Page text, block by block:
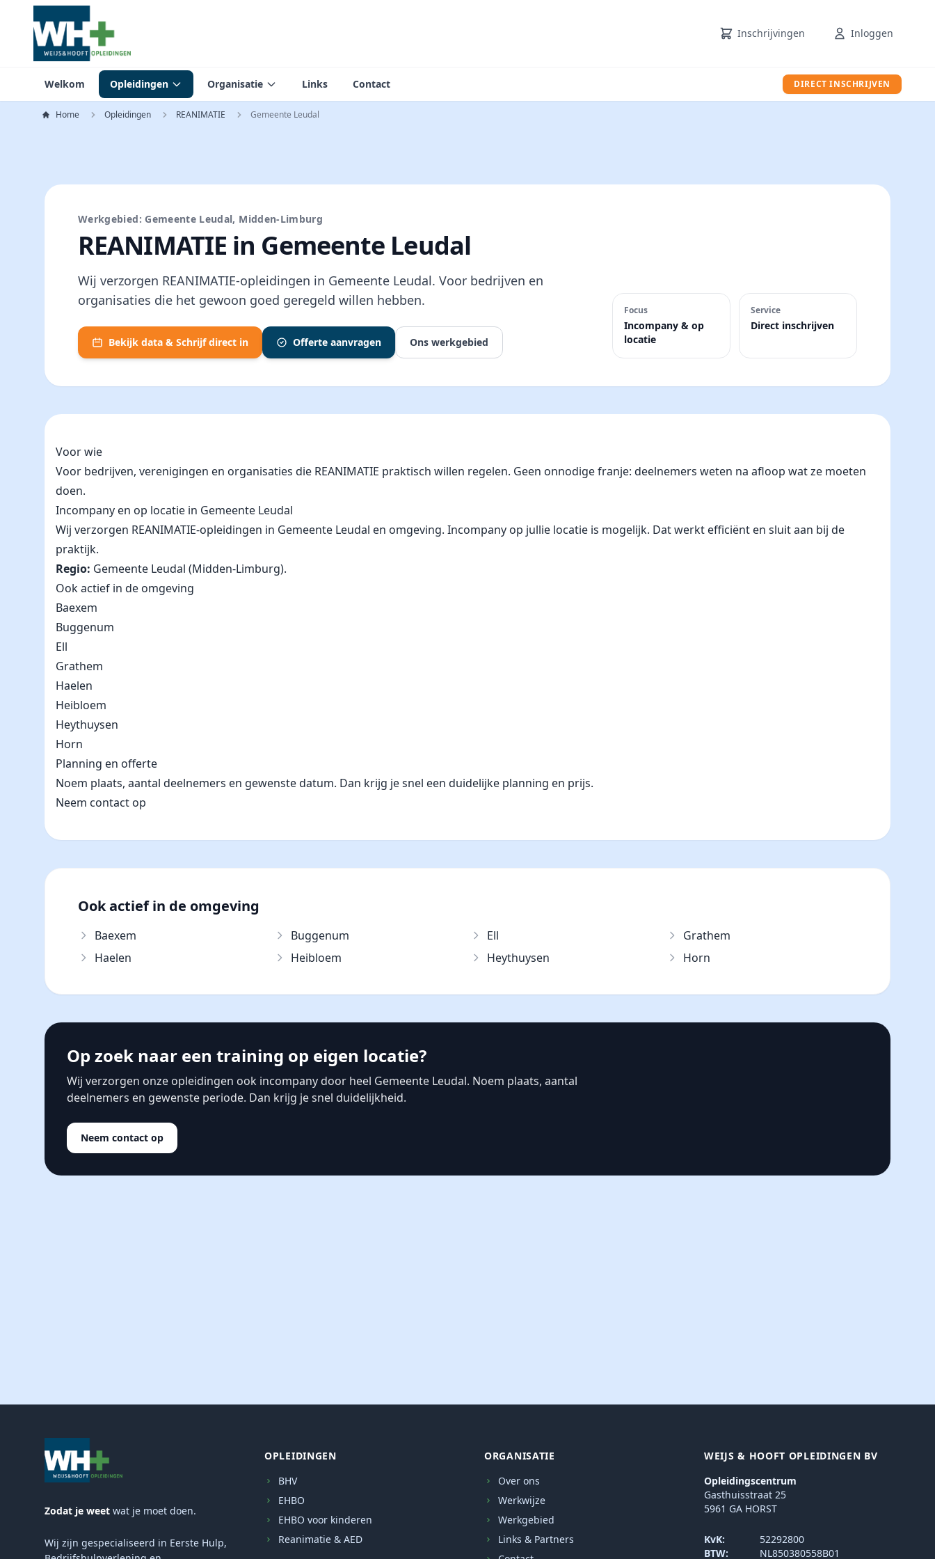
Inschrijvingen Inloggen
Welkom Opleidingen Organisatie Links Contact DIRECT INSCHRIJVEN
Home Opleidingen REANIMATIE Gemeente Leudal
Werkgebied: Gemeente Leudal, Midden-Limburg
REANIMATIE in Gemeente Leudal
Wij verzorgen REANIMATIE-opleidingen in Gemeente Leudal. Voor bedrijven en
organisaties die het gewoon goed geregeld willen hebben.
Bekijk data & Schrijf direct in Offerte aanvragen Ons werkgebied
Focus
Incompany & op
locatie
Service
Direct inschrijven
Voor wie
Voor bedrijven, verenigingen en organisaties die REANIMATIE praktisch willen regelen. Geen onnodige franje: deelnemers weten na afloop wat ze moeten
doen.
Incompany en op locatie in Gemeente Leudal
Wij verzorgen REANIMATIE-opleidingen in Gemeente Leudal en omgeving. Incompany op jullie locatie is mogelijk. Dat werkt efficiënt en sluit aan bij de
praktijk.
Regio: Gemeente Leudal (Midden-Limburg).
Ook actief in de omgeving
Baexem
Buggenum
Ell
Grathem
Haelen
Heibloem
Heythuysen
Horn
Planning en offerte
Noem plaats, aantal deelnemers en gewenste datum. Dan krijg je snel een duidelijke planning en prijs.
Neem contact op
Ook actief in de omgeving
Baexem Buggenum Ell
Grathem
Haelen
Heibloem Heythuysen Horn
Op zoek naar een training op eigen locatie?
Wij verzorgen onze opleidingen ook incompany door heel Gemeente Leudal. Noem plaats, aantal
deelnemers en gewenste periode. Dan krijg je snel duidelijkheid.
Neem contact op
Zodat je weet wat je moet doen.
Wij zijn gespecialiseerd in Eerste Hulp,
OPLEIDINGEN
BHV
EHBO
EHBO voor kinderen
Reanimatie & AED
ORGANISATIE
Over ons
Werkwijze
Werkgebied
Links & Partners
WEIJS & HOOFT OPLEIDINGEN BV
Opleidingscentrum
Gasthuisstraat 25
5961 GA HORST
KvK:
52292800
BTW:
NL850380558B01